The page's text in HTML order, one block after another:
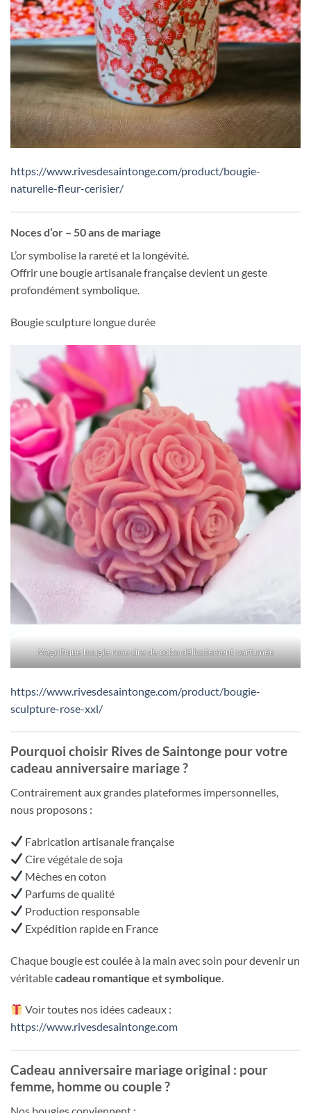
https://www.rivesdesaintonge.com/product/bougie-
naturelle-fleur-cerisier/
Noces d’or – 50 ans de mariage
L’or symbolise la rareté et la longévité.
Offrir une bougie artisanale française devient un geste
profondément symbolique.
Bougie sculpture longue durée
Magnifique bougie rose cire de colza délicatement parfumée
https://www.rivesdesaintonge.com/product/bougie-
sculpture-rose-xxl/
Pourquoi choisir Rives de Saintonge pour votre
cadeau anniversaire mariage ?
Contrairement aux grandes plateformes impersonnelles,
nous proposons :
Fabrication artisanale française
Cire végétale de soja
Mèches en coton
Parfums de qualité
Production responsable
Expédition rapide en France
Chaque bougie est coulée à la main avec soin pour devenir un
véritablecadeau romantique et symbolique
Voir toutes nos idées cadeaux :
https://www.rivesdesaintonge.com
Cadeau anniversaire mariage original : pour
femme, homme ou couple ?